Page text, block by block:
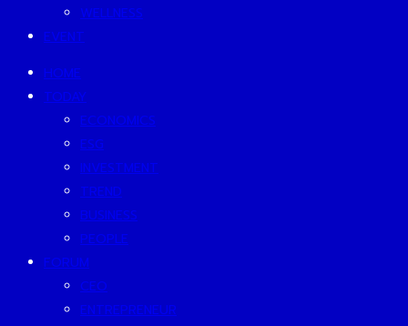
WELLNESS
EVENT
HOME
TODAY
ECONOMICS
ESG
INVESTMENT
TREND
BUSINESS
PEOPLE
FORUM
CEO
ENTREPRENEUR